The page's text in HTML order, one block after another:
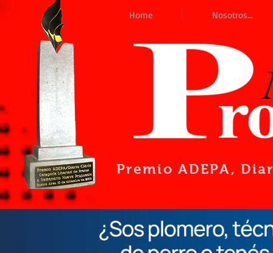
Home Nosotros...
Premio ADEPA,